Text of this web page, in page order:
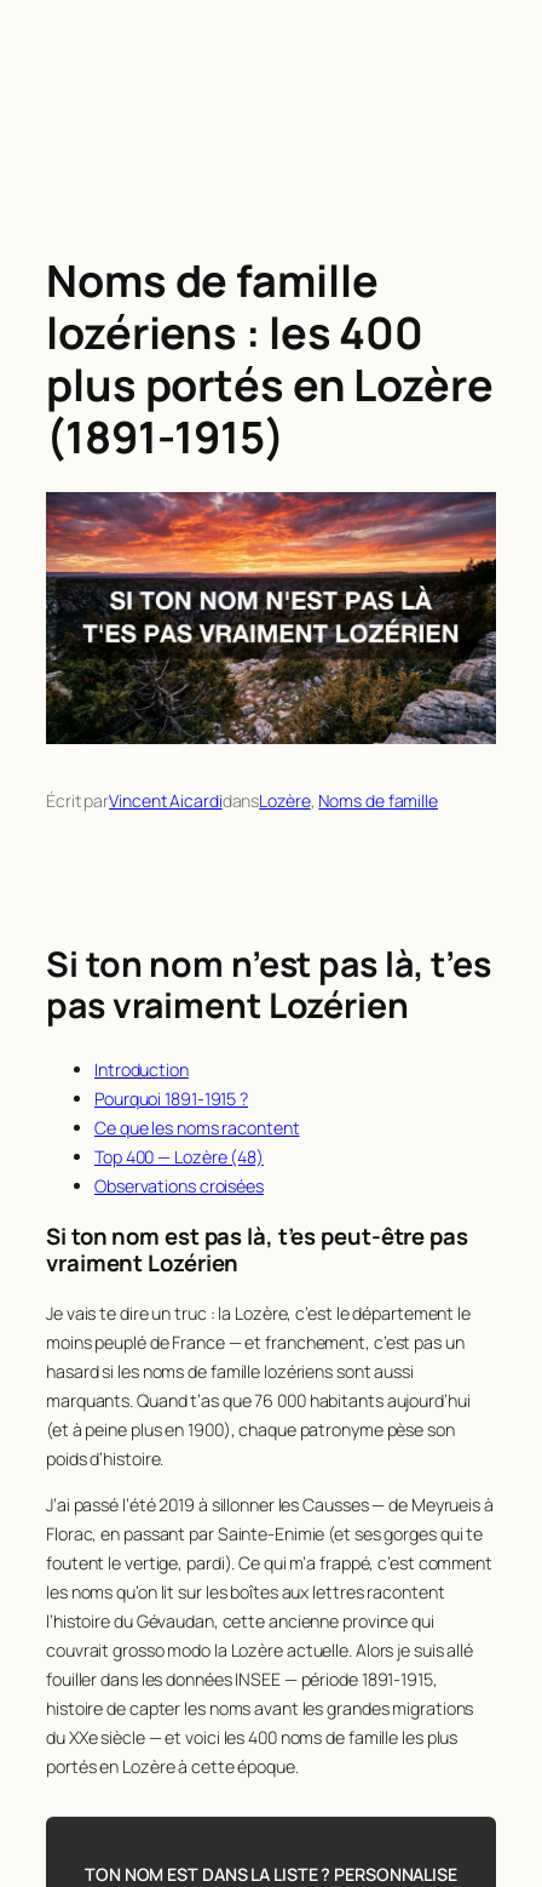
Noms de famille
lozériens : les 400
plus portés en Lozère
(1891-1915)
Écrit parVincent AicardidansLozère, Noms de famille
Si ton nom n’est pas là, t’es
pas vraiment Lozérien
Introduction
Pourquoi 1891-1915 ?
Ce que les noms racontent
Top 400 — Lozère (48)
Observations croisées
Si ton nom est pas là, t’es peut-être pas
vraiment Lozérien
Je vais te dire un truc : la Lozère, c’est le département le
moins peuplé de France — et franchement, c’est pas un
hasard si les noms de famille lozériens sont aussi
marquants. Quand t’as que 76 000 habitants aujourd’hui
(et à peine plus en 1900), chaque patronyme pèse son
poids d’histoire.
J’ai passé l’été 2019 à sillonner les Causses — de Meyrueis à
Florac, en passant par Sainte-Enimie (et ses gorges qui te
foutent le vertige, pardi). Ce qui m’a frappé, c’est comment
les noms qu’on lit sur les boîtes aux lettres racontent
l’histoire du Gévaudan, cette ancienne province qui
couvrait grosso modo la Lozère actuelle. Alors je suis allé
fouiller dans les données INSEE — période 1891-1915,
histoire de capter les noms avant les grandes migrations
du XXe siècle — et voici les 400 noms de famille les plus
portés en Lozère à cette époque.
TON NOM EST DANS LA LISTE ? PERSONNALISE